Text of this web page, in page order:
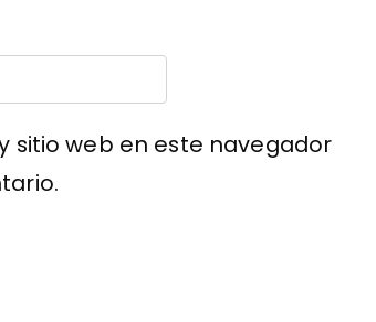
sitio web en este navegador